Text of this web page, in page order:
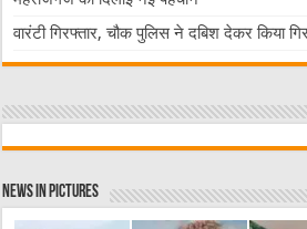
वारंटी गिरफ्तार, चौक पुलिस ने दबिश देकर किया
News in Pictures